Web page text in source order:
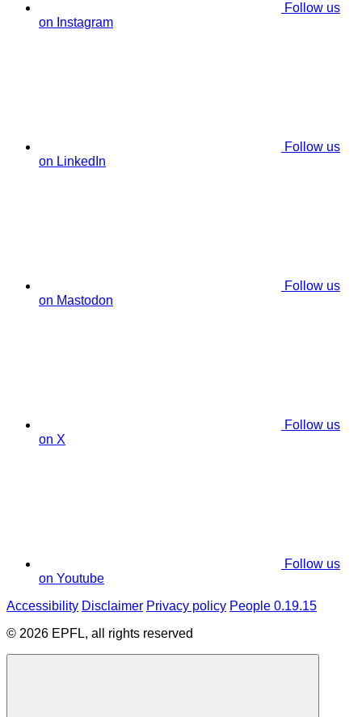
Follow us
on Instagram
Follow us
on LinkedIn
Follow us
on Mastodon
Follow us
on X
Follow us
on Youtube
Accessibility Disclaimer Privacy policy People 0.19.15
© 2026 EPFL, all rights reserved